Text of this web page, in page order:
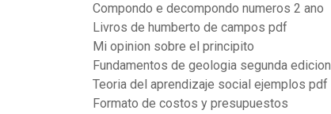
Compondo e decompondo numeros 2 ano
Livros de humberto de campos pdf
Mi opinion sobre el principito
Fundamentos de geologia segunda edicion
Teoria del aprendizaje social ejemplos pdf
Formato de costos y presupuestos